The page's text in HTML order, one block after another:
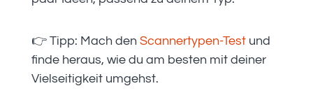
👉 Tipp: Mach den Scannertypen-Testund
finde heraus, wie du am besten mit deiner
Vielseitigkeit umgehst.